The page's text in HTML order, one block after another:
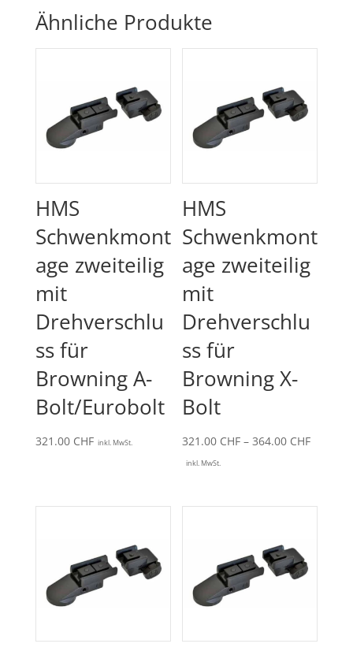
Ähnliche Produkte
HMS
Schwenkmont
age zweiteilig
mit
Drehverschlu
ss für
Browning A-
Bolt/Eurobolt
321.00 CHF inkl. MwSt.
HMS
Schwenkmont
age zweiteilig
mit
Drehverschlu
ss für
Browning X-
Bolt
321.00 CHF –364.00 CHF
inkl. MwSt.